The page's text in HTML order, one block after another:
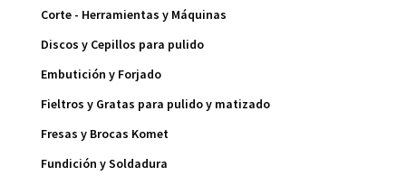
Corte - Herramientas y Máquinas
Discos y Cepillos para pulido
Embutición y Forjado
Fieltros y Gratas para pulido y matizado
Fresas y Brocas Komet
Fundición y Soldadura